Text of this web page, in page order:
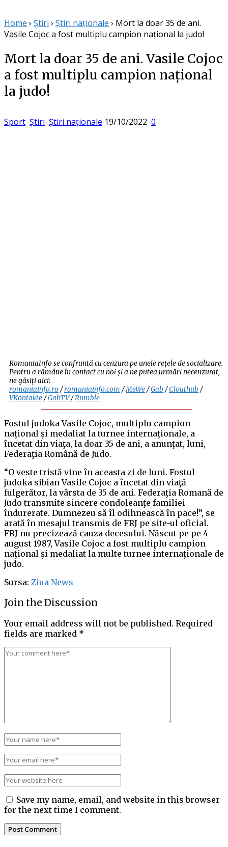
Home › Știri › Știri naționale › Mort la doar 35 de ani.
Vasile Cojoc a fost multiplu campion național la judo!
Mort la doar 35 de ani. Vasile Cojoc
a fost multiplu campion național
la judo!
Sport Știri Știri naționale on
19/10/2022 0
RomaniaInfo se confruntă cu cenzura pe unele rețele de socializare.
Pentru a rămâne în contact cu noi și a ne putea urmări necenzurat,
ne găsiți aici:
romaniainfo.ro/romaniainfo.com /MeWe/Gab /Clouthub /
VKontakte/GabTV/Rumble
Fostul judoka Vasile Cojoc, multiplu campion
naţional şi medaliat la turnee internaţionale, a
încetat din viaţa, la doar 35 de ani, a anunţat, luni,
Federaţia Română de Judo.
“O veste tristă vine în aceasta zi de luni. Fostul
judoka sibian Vasile Cojoc a încetat din viaţă
fulgerător, la vârsta de 35 de ani. Federaţia Romană de
Judo transmite sincere condoleanţe familiei
îndurerate. Dumnezeu să îl odihnească în pace!”, se
arată în mesajul transmis de FRJ pe site-ul oficial.
FRJ nu precizează cauza decesului. Născut pe pe 4
august 1987, Vasile Cojoc a fost multiplu campion
naţional şi medaliat la multe turnee internaţionale de
judo.
Sursa: Ziua News
Join the Discussion
Your email address will not be published. Required
fields are marked *
Save my name, email, and website in this browser
for the next time I comment.